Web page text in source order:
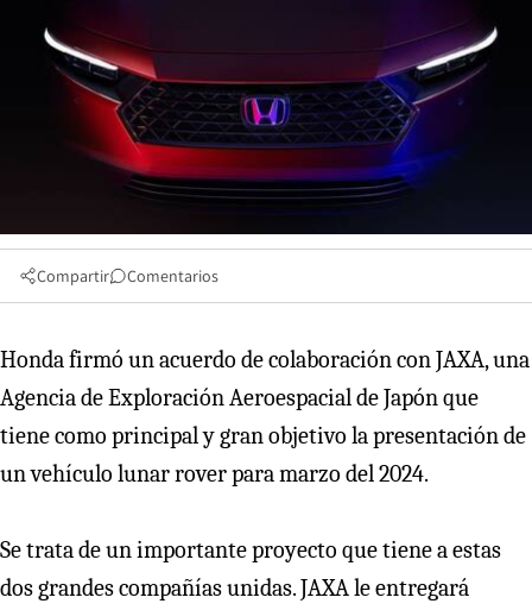
Compartir Comentarios
Honda firmó un acuerdo de colaboración con JAXA, una
Agencia de Exploración Aeroespacial de Japón que
tiene como principal y gran objetivo la presentación de
un vehículo lunar rover para marzo del 2024.
Se trata de un importante proyecto que tiene a estas
dos grandes compañías unidas. JAXA le entregará